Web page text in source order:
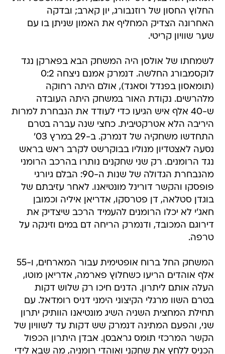
החלוץ החסון של רוזנבורג, יון קארב; ובדקה
האחרונה הצדיק המחליף את האמון שניתן בו עם
שער שוויון קריטי.
לשמחתו של אולסן היה המשחק הבא בפארקן נגד
לוקסמבורג החלשה. דנמרק אמנם ניצחה 0:2
(תומאסון בפנדל וסאנד), אולם היתה רחוקה
מלהרשים. נקודת האור במשחק היתה העובדה
ש-40 אלף איש הגיעו כדי לעודד את הנבחרת למרות
היריבה הלא אטרקטיבית. כחצי שנה עברה בטרם
התחדשו משחקיה של דנמרק. ב-29 במרץ 03'
נסעה לאצטדיון מנוליו בבוקרשט לקרב ראש בראש
נגד הרומנים. רק שני שחקנים נותרו בהרכב הרומני
מהנבחרת הגדולה של שנות ה-90: הבלם גיורגי
פופסקו והקשר דורינל מונטיאנו. לאחר עזיבתם של
בוגדן סטלאה, דן פטרסקו, אדריאן איליה וכמובן
חאג'י לא יכלו הרומנים להעמיד הרכב שיצדיק את
דירוגם המכובד, ודנמרק הריחה דם במים וזינקה על
טרפה.
המשחק החל ברוח אופטימית עבור המארחים, ו-55
אלף אוהדים הריעו כשחלוץ פארמה, אדריאן מוטו,
העלה אותם ליתרון. הדנים חיכו רק שלוש דקות
בטרם השוו מרגלי הקיצוני הימני דניס רומדאל. עם
תחילת המחצית השניה השיג מונטיאנו הוותיק יתרון
שני, והפעם המתינה דנמרק שש דקות עד לשוויון של
הקשר המרכזי תומס גראבסן. אבדן היתרון הכפול
הכניס ללחץ את שחקני ואוהדי רומניה, מה שבא לידי